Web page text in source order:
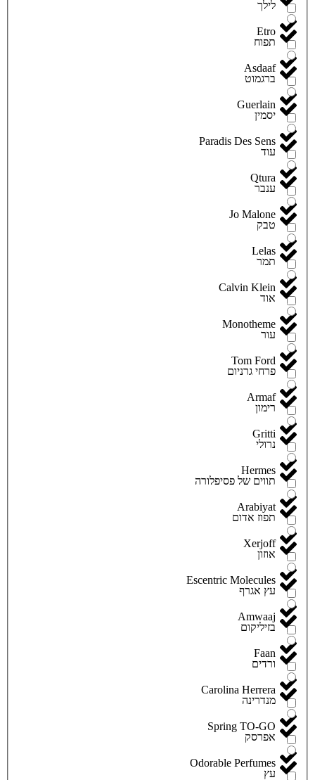
Etro
Asdaaf
Guerlain
Paradis Des Sens
Qtura
Jo Malone
Lelas
Calvin Klein
Monotheme
Tom Ford
Armaf
Gritti
Hermes
Arabiyat
Xerjoff
Escentric Molecules
Amwaaj
Faan
Carolina Herrera
Spring TO-GO
Odorable Perfumes
לילך
תפוח
ברגמוט
יסמין
עוד
ענבר
טבק
תמר
אוד
עור
פרחי גרניום
רימון
נרולי
תווים של פסיפלורה
תפוז אדום
אוזון
עץ אגרף
בזיליקום
ורדים
מנדרינה
אפרסק
עץ